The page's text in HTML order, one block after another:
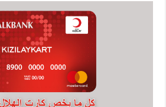
التضامن
الاجتماعي
للأجانب
(صُوي)